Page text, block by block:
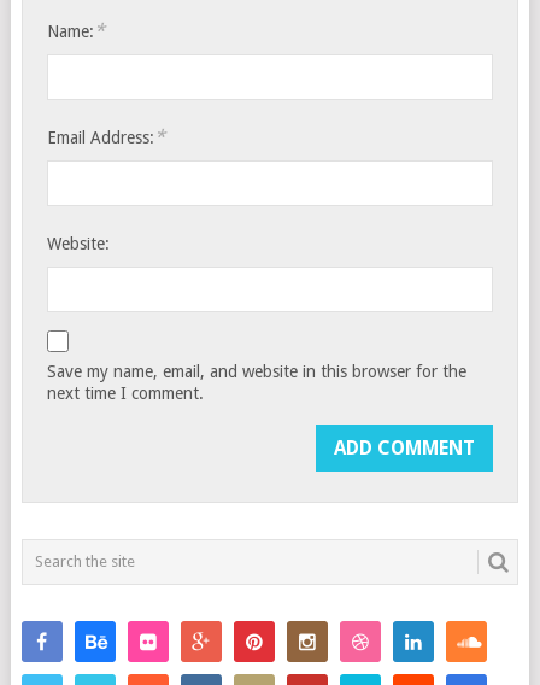
Name: *
Email Address: *
Website:
Save my name, email, and website in this browser for the
next time I comment.